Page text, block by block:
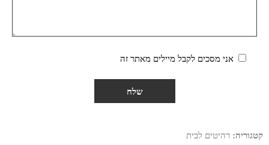
אני מסכים לקבל מיילים מאתר זה
קטגוריה: רהיטים לבית